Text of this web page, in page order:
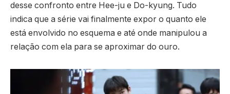
desse confronto entre Hee-ju e Do-kyung. Tudo
indica que a série vai finalmente expor o quanto ele
está envolvido no esquema e até onde manipulou a
relação com ela para se aproximar do ouro.